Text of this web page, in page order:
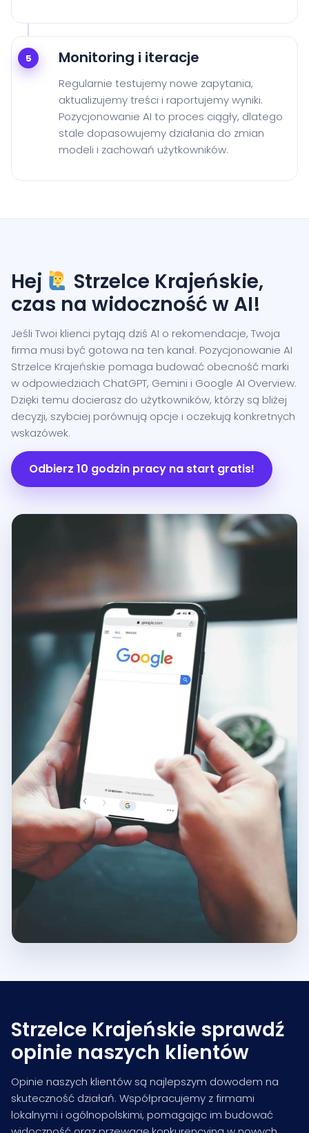
5 Monitoring i iteracje
Regularnie testujemy nowe zapytania,
aktualizujemy treści i raportujemy wyniki.
Pozycjonowanie AI to proces ciągły, dlatego
stale dopasowujemy działania do zmian
modeli i zachowań użytkowników.
Hej
Strzelce Krajeńskie,
czas na widoczność w AI!
Jeśli Twoi klienci pytają dziś AI o rekomendacje, Twoja
firma musi być gotowa na ten kanał. Pozycjonowanie AI
Strzelce Krajeńskie pomaga budować obecność marki
w odpowiedziach ChatGPT, Gemini i Google AI Overview.
Dzięki temu docierasz do użytkowników, którzy są bliżej
decyzji, szybciej porównują opcje i oczekują konkretnych
wskazówek.
Odbierz 10 godzin pracy na start gratis!
Strzelce Krajeńskie sprawdź
opinie naszych klientów
Opinie naszych klientów są najlepszym dowodem na
skuteczność działań. Współpracujemy z firmami
lokalnymi i ogólnopolskimi, pomagając im budować